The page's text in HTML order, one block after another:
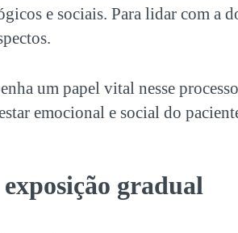
e sociais. Para lidar com a
um papel vital nesse
emocional e social do
exposição gradual